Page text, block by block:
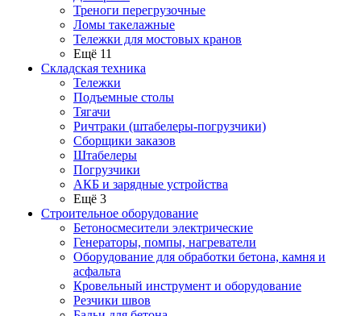
Треноги перегрузочные
Ломы такелажные
Тележки для мостовых кранов
Ещё 11
Складская техника
Тележки
Подъемные столы
Тягачи
Ричтраки (штабелеры-погрузчики)
Сборщики заказов
Штабелеры
Погрузчики
АКБ и зарядные устройства
Ещё 3
Строительное оборудование
Бетоносмесители электрические
Генераторы, помпы, нагреватели
Оборудование для обработки бетона, камня и
асфальта
Кровельный инструмент и оборудование
Резчики швов